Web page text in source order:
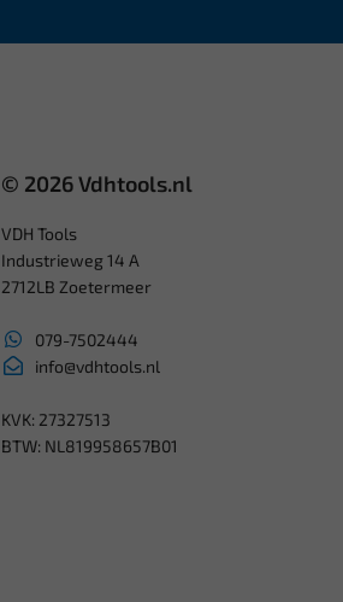
© 2026 Vdhtools.nl
VDH Tools
Industrieweg 14 A
2712LB Zoetermeer
079-7502444
info@vdhtools.nl
KVK: 27327513
BTW: NL819958657B01